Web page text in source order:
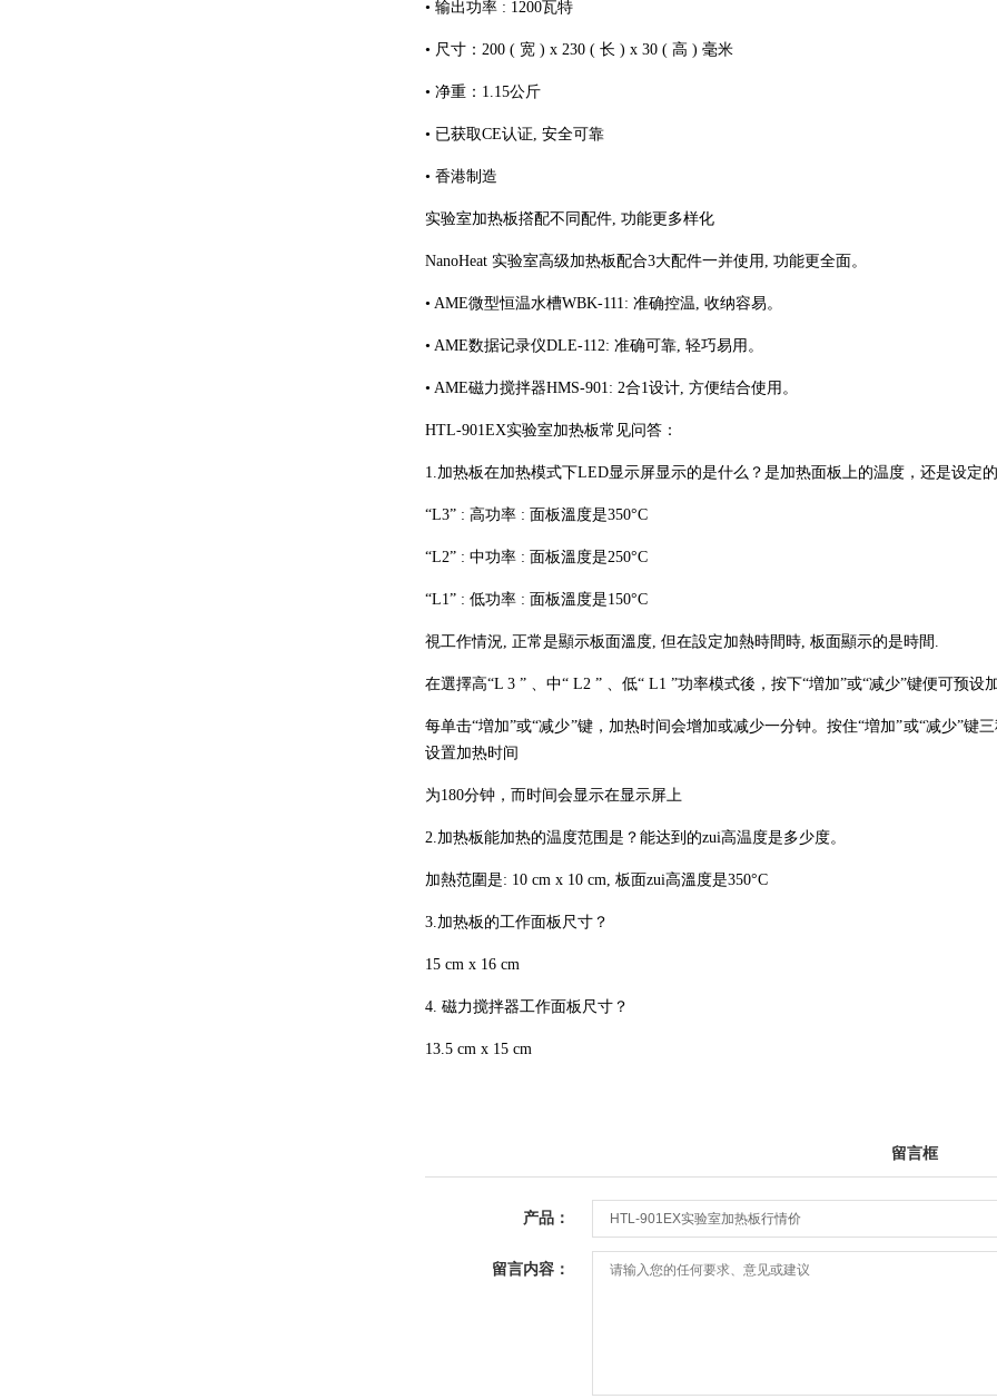
• 输出功率 : 1200瓦特
• 尺寸：200 ( 宽 ) x 230 ( 长 ) x 30 ( 高 ) 毫米
• 净重：1.15公斤
• 已获取CE认证, 安全可靠
• 香港制造
实验室加热板撘配不同配件, 功能更多样化
NanoHeat 实验室高级加热板配合3大配件一并使用, 功能更全面。
• AME微型恒温水槽WBK-111: 准确控温, 收纳容易。
• AME数据记录仪DLE-112: 准确可靠, 轻巧易用。
• AME磁力搅拌器HMS-901: 2合1设计, 方便结合使用。
HTL-901EX实验室加热板常见问答：
1.加热板在加热模式下LED显示屏显示的是什么？是加热面板上的温度，还是设定的
“L3” : 高功率 : 面板溫度是350°C
“L2” : 中功率 : 面板溫度是250°C
“L1” : 低功率 : 面板溫度是150°C
視工作情況, 正常是顯示板面溫度, 但在設定加熱時間時, 板面顯示的是時間.
在選擇高“L 3 ” 、中“ L2 ” 、低“ L1 ”功率模式後，按下“増加”或“减少”键便可预设
每单击“増加”或“减少”键，加热时间会增加或减少一分钟。按住“増加”或“减少”
设置加热时间
为180分钟，而时间会显示在显示屏上
2.加热板能加热的温度范围是？能达到的zui高温度是多少度。
加熱范圍是: 10 cm x 10 cm, 板面zui高溫度是350°C
3.加热板的工作面板尺寸？
15 cm x 16 cm
4. 磁力搅拌器工作面板尺寸？
13.5 cm x 15 cm
留言框
产品：
留言内容：